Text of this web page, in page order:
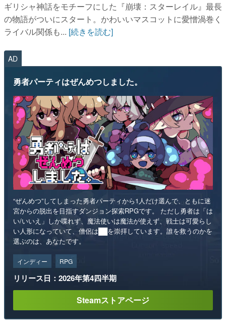
ギリシャ神話をモチーフにした『崩壊：スターレイル』最長
の物語がついにスタート。かわいいマスコットに愛憎渦巻く
ライバル関係も... [続きを読む]
AD
勇者パーティはぜんめつしました。
“ぜんめつ”してしまった勇者パーティから1人だけ選んで、ともに迷
宮からの脱出を目指すダンジョン探索RPGです。 ただし勇者は「は
い/いいえ」しか喋れず、魔法使いは魔法が使えず、戦士は可愛らし
い人形になっていて、僧侶は██を崇拝しています。誰を救うのかを
選ぶのは、あなたです。
インディー RPG
リリース日：2026年第4四半期
Steamストアページ